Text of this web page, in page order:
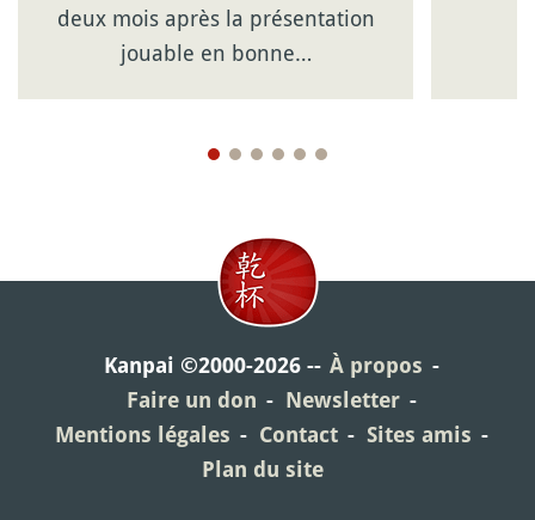
deux mois après la présentation
jouable en bonne…
Kanpai ©2000-2026
À propos
Faire un don
Newsletter
Mentions légales
Contact
Sites amis
Plan du site